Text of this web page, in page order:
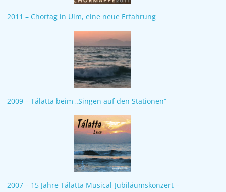
2011 – Chortag in Ulm, eine neue Erfahrung
2009 – Tálatta beim „Singen auf den Stationen“
2007 – 15 Jahre Tálatta Musical-Jubiläumskonzert –